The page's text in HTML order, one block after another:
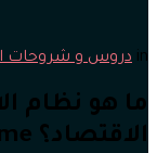
in دروس و شروحات
ما هو نظام
الاقتصاد؟ Ample Reserves Regime